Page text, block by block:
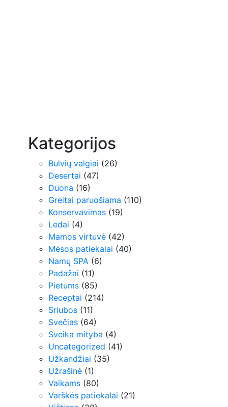
Kategorijos
Bulvių valgiai (26)
Desertai (47)
Duona (16)
Greitai paruošiama (110)
Konservavimas (19)
Ledai (4)
Mamos virtuvė (42)
Mėsos patiekalai (40)
Namų SPA (6)
Padažai (11)
Pietums (85)
Receptai (214)
Sriubos (11)
Svečias (64)
Sveika mityba (4)
Uncategorized (41)
Užkandžiai (35)
Užrašinė (1)
Vaikams (80)
Varškės patiekalai (21)